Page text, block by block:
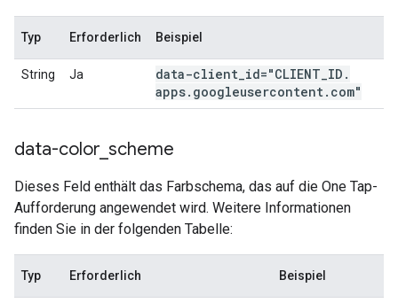
Typ Erforderlich Beispiel
String Ja data-client id="CLIENT ID .
apps. googleusercontent. com"
data-color scheme
Dieses Feld enthält das Farbschema, das auf die One Tap-
Aufforderung angewendet wird. Weitere Informationen
finden Sie in der folgenden Tabelle:
Typ Erforderlich Beispiel